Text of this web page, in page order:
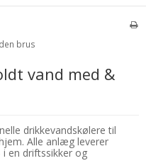
brus
vand med &
drikkevandskølere til
Alle anlæg leverer
i en driftssikker og